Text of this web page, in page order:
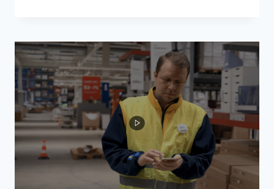
YAMMER
LA
DIFFÉRENCE
QUAND
LES
UTILISER